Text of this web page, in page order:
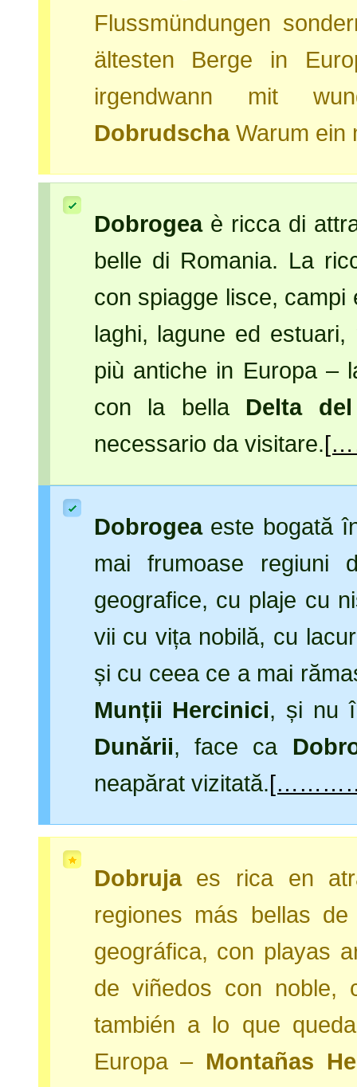
Flussmündungen
ältesten Berge in
irgendwann mit
DobrudschaWarum ein
Dobrogeaè ricca di
belle di Romania. La
con spiagge lisce, campi
laghi, lagune ed
più antiche in Europa –
con la bella Delta
necessario da visitare.
Dobrogeaeste bogată
mai frumoase regiuni
geografice, cu plaje cu
vii cu vița nobilă, cu
și cu ceea ce a mai
Munții Hercinici, și nu
Dunării, face ca
neapărat vizitată.
Dobrujaes rica en
regiones más bellas
geográfica, con playas
de viñedos con noble,
también a lo que
Europa – Montañas